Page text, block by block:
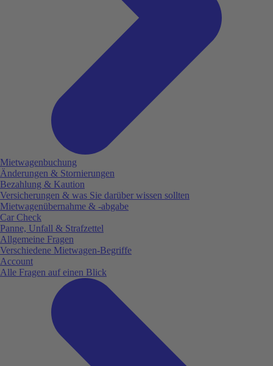
Mietwagenbuchung
Änderungen & Stornierungen
Bezahlung & Kaution
Versicherungen & was Sie darüber wissen sollten
Mietwagenübernahme & -abgabe
Car Check
Panne, Unfall & Strafzettel
Allgemeine Fragen
Verschiedene Mietwagen-Begriffe
Account
Alle Fragen auf einen Blick